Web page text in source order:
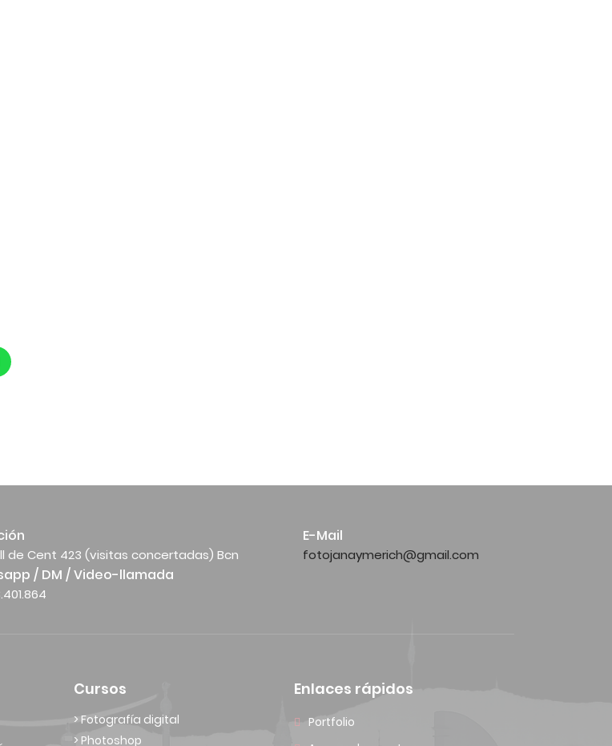
de Cent 423 (visitas concertadas) Bcn
E-Mail
fotojanaymerich@gmail.com
/ DM / Video-llamada
Cursos
> Fotografía digital
> Photoshop
Enlaces rápidos
Portfolio